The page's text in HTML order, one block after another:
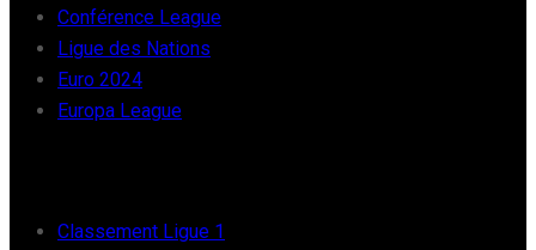
Conférence League
Ligue des Nations
Euro 2024
Europa League
Classement Ligue 1